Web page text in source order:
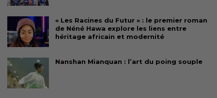
« Les Racines du Futur » : le premier roman
de Néné Hawa explore les liens entre
héritage africain et modernité
Nanshan Mianquan : l’art du poing souple